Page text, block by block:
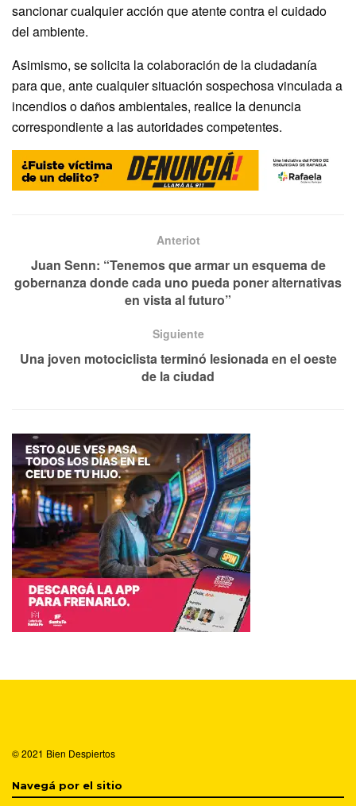
sancionar cualquier acción que atente contra el cuidado
del ambiente.
Asimismo, se solicita la colaboración de la ciudadanía
para que, ante cualquier situación sospechosa vinculada a
incendios o daños ambientales, realice la denuncia
correspondiente a las autoridades competentes.
Anteriot
Juan Senn: “Tenemos que armar un esquema de
gobernanza donde cada uno pueda poner alternativas
en vista al futuro”
Siguiente
Una joven motociclista terminó lesionada en el oeste
de la ciudad
© 2021 Bien Despiertos
Navegá por el sitio